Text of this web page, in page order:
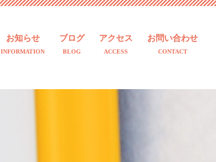
お知らせ
INFORMATION
ブログ
BLOG
アクセス
ACCESS
お問い合わせ
CONTACT